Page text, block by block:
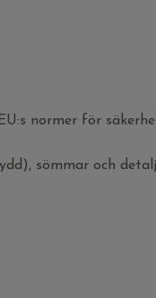
normer för
sömmar och